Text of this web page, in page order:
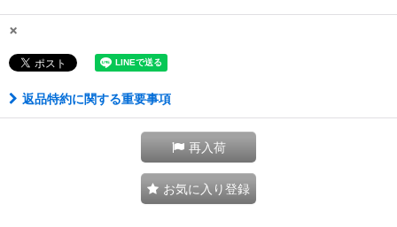
×
返品特約に関する重要事項
再入荷
お気に入り登録